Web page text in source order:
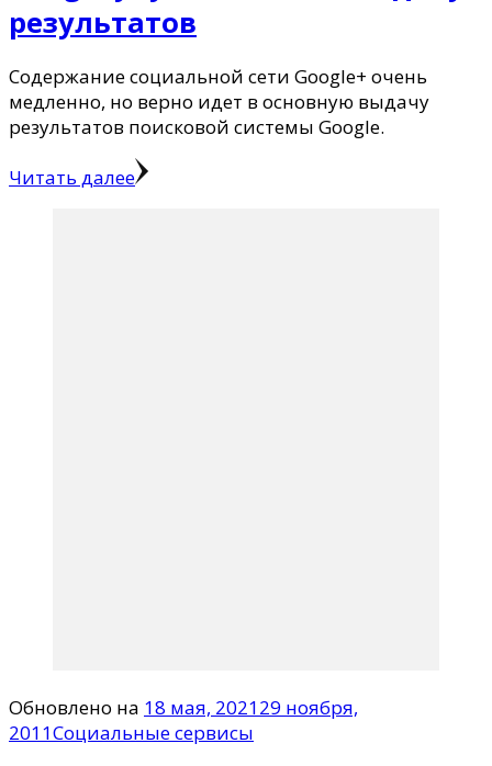
результатов
Содержание социальной сети Google+ очень
медленно, но верно идет в основную выдачу
результатов поисковой системы Google.
Читать далее
Обновлено на 18 мая, 202129 ноября,
2011Социальные сервисы